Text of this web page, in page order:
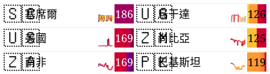
🇸🇨 186
塞席爾
🇺🇸 169
美國
🇿🇦 169
南非
🇺🇬 126
烏干達
🇿🇲 125
尚比亞
🇵🇰 119
巴基斯坦